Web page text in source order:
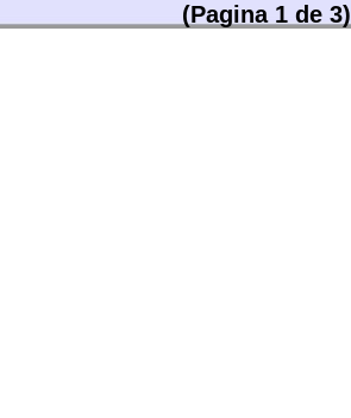
(Pagina 1 de 3)